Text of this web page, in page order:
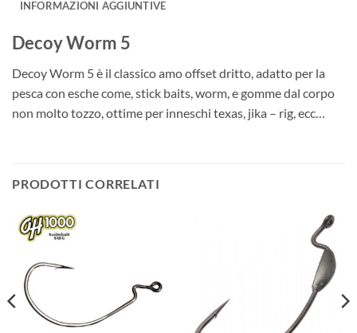
INFORMAZIONI AGGIUNTIVE
Decoy Worm 5
Decoy Worm 5 è il classico amo offset dritto, adatto per la
pesca con esche come, stick baits, worm, e gomme dal corpo
non molto tozzo, ottime per inneschi texas, jika – rig, ecc…
PRODOTTI CORRELATI